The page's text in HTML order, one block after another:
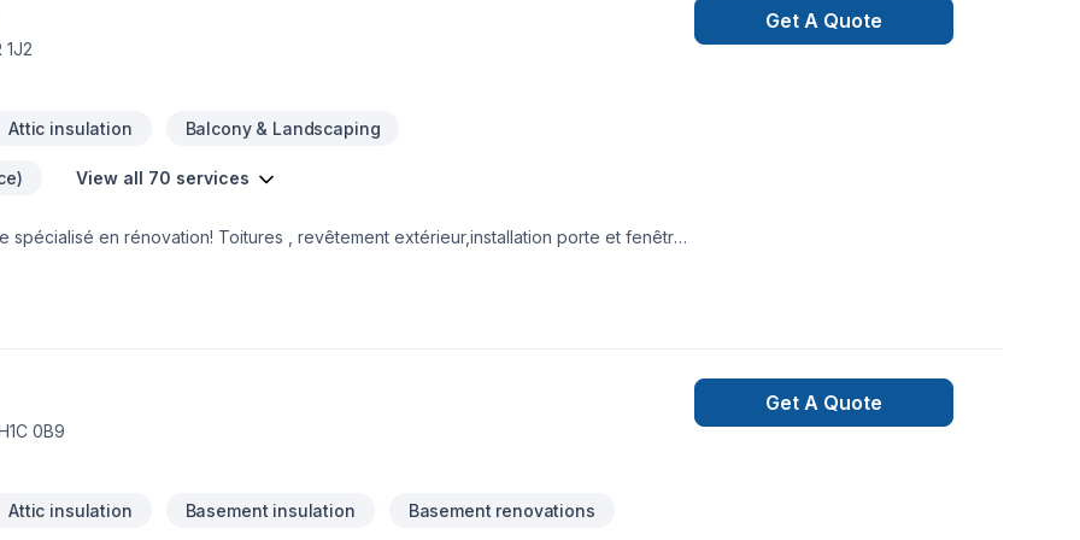
Attic insulation Balcony & Landscaping
View all 70 services
spécialisé en rénovation! Toitures , revêtement extérieur,installation porte et fenêtre
Get A Quote
0B9
Attic insulation Basement insulation Basement renovations
Get A Quote